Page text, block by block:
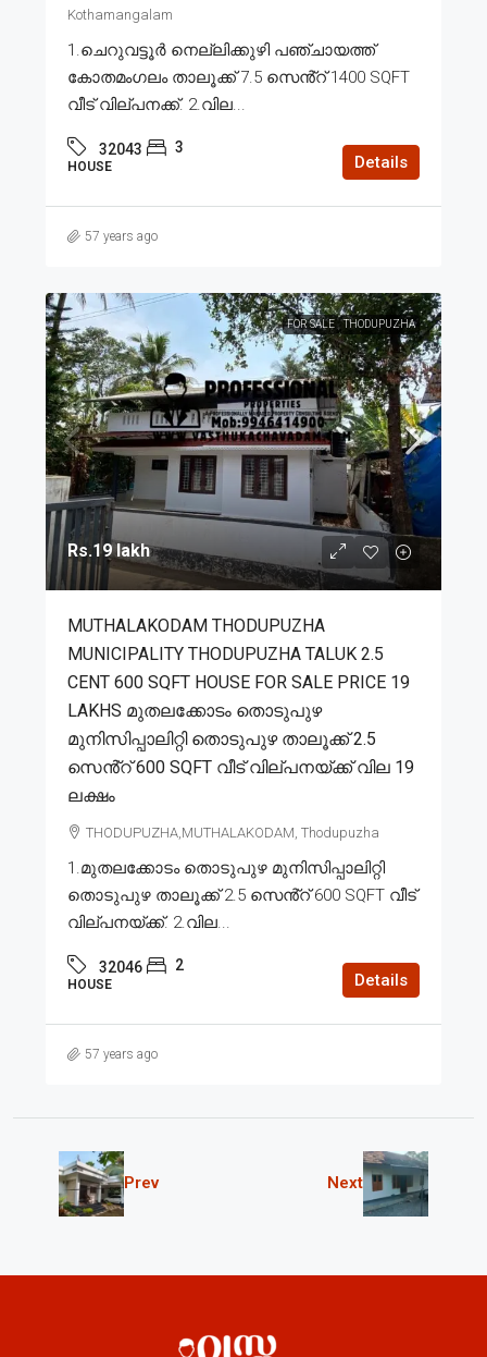
Kothamangalam
1.ചെറുവട്ടൂർ നെല്ലിക്കുഴി പഞ്ചായത്ത്
കോതമംഗലം താലൂക്ക് 7.5 സെൻ്റ് 1400 SQFT
വീട് വില്പനക്ക്. 2.വില...
32043 3
HOUSE Details
57 years ago
FOR SALE THODUPUZHA
Rs.19 lakh
MUTHALAKODAM THODUPUZHA
MUNICIPALITY THODUPUZHA TALUK 2.5
CENT 600 SQFT HOUSE FOR SALE PRICE 19
LAKHS മുതലക്കോടം തൊടുപുഴ
മുനിസിപ്പാലിറ്റി തൊടുപുഴ താലൂക്ക് 2.5
സെൻ്റ് 600 SQFT വീട് വില്പനയ്ക്ക് വില 19
ലക്ഷം
THODUPUZHA,MUTHALAKODAM, Thodupuzha
1.മുതലക്കോടം തൊടുപുഴ മുനിസിപ്പാലിറ്റി
തൊടുപുഴ താലൂക്ക് 2.5 സെൻ്റ് 600 SQFT വീട്
വില്പനയ്ക്ക്. 2.വില...
32046 2
HOUSE Details
57 years ago
Prev Next